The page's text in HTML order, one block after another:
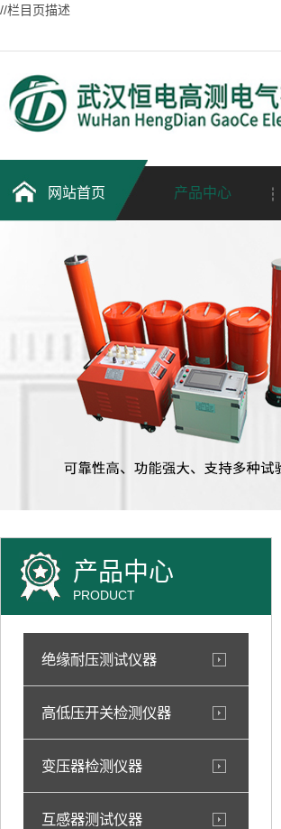
//栏目页描述
网站首页 产品中心
产品中心
PRODUCT
绝缘耐压测试仪器
高低压开关检测仪器
变压器检测仪器
互感器测试仪器